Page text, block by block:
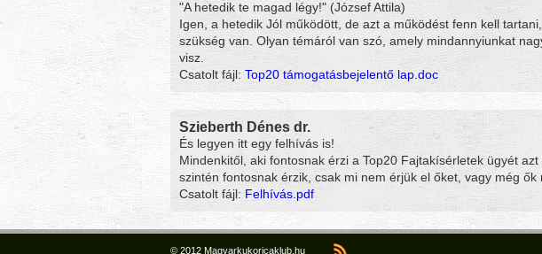
"A hetedik te magad légy!" (József Attila)
Igen, a hetedik Jól működött, de azt a működést fenn kell
szükség van. Olyan témáról van szó, amely mindannyiunkat
visz.
Csatolt fájl: Top20 támogatásbejelentő lap.doc
Szieberth Dénes dr.
És legyen itt egy felhívás is!
Mindenkitől, aki fontosnak érzi a Top20 Fajtakísérletek ügyét
szintén fontosnak érzik, csak mi nem érjük el őket, vagy még ők
Csatolt fájl: Felhívás.pdf
© 2012 Magyarkukoricaklub.hu